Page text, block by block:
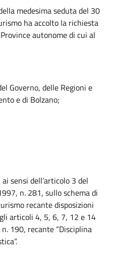
medesima seduta del 30
ha accolto la richiesta
autonome di cui al
Governo, delle Regioni e
e di Bolzano;
sensi dell’articolo 3 del
n. 281, sullo schema di
recante disposizioni
articoli 4, 5, 6, 7, 12 e 14
190, recante “Disciplina